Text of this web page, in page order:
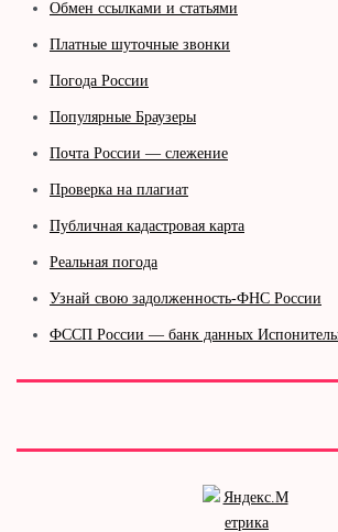
Обмен ссылками и статьями
Платные шуточные звонки
Погода России
Популярные Браузеры
Почта России — слежение
Проверка на плагиат
Публичная кадастровая карта
Реальная погода
Узнай свою задолженность-ФНС России
ФССП России — банк данных